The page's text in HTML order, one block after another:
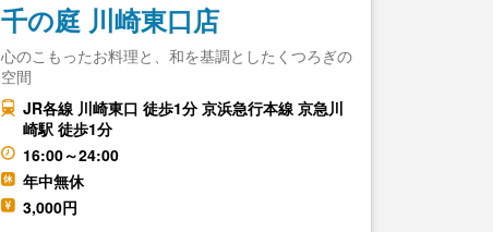
千の庭 川崎東口店
心のこもったお料理と、和を基調としたくつろぎの
空間
JR各線 川崎東口 徒歩1分 京浜急行本線 京急川
崎駅 徒歩1分
16:00～24:00
年中無休
3,000円